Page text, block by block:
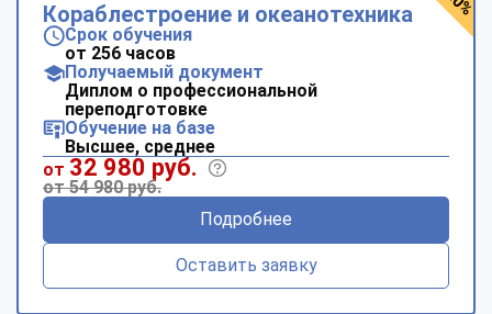
Кораблестроение и океанотехника
Срок обучения
от 256 часов
Получаемый документ
Диплом о профессиональной
переподготовке
Обучение на базе
Высшее, среднее
от 32 980 руб.
от 54 980 руб.
Подробнее
Оставить заявку